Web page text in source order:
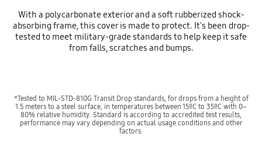
With a polycarbonate exterior and a soft rubberized shock-
absorbing frame, this cover is made to protect. It's been drop-
tested to meet military-grade standards to help keep it safe
from falls, scratches and bumps.
*Tested to MIL-STD-810G Transit Drop standards, for drops from a height of
1.5 meters to a steel surface, in temperatures between 15ºC to 35ºC with 0–
80% relative humidity. Standard is according to accredited test results,
performance may vary depending on actual usage conditions and other
factors.